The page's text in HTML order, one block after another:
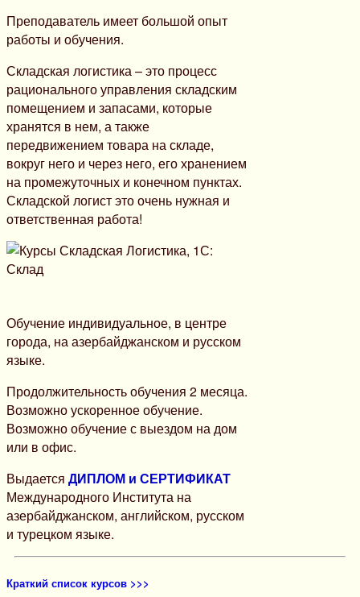
Преподаватель имеет большой опыт
работы и обучения.
Складская логистика – это процесс
рационального управления складским
помещением и запасами, которые
хранятся в нем, а также
передвижением товара на складе,
вокруг него и через него, его хранением
на промежуточных и конечном пунктах.
Складской логист это очень нужная и
ответственная работа!
Обучение индивидуальное, в центре
города, на азербайджанском и русском
языке.
Продолжительность обучения 2 месяца.
Возможно ускоренное обучение.
Возможно обучение с выездом на дом
или в офис.
Выдается ДИПЛОМ и СЕРТИФИКАТ
Международного Института на
азербайджанском, английском, русском
и турецком языке.
Краткий список курсов >>>